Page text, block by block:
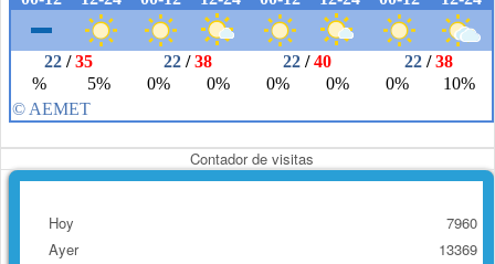
Contador de visitas
Hoy
Ayer
7960
13369